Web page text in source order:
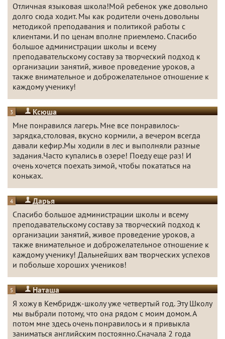
Отличная языковая школа!Мой ребенок уже довольно
долго сюда ходит. Мы как родители очень довольны
методикой преподавания и политикой работы с
клиентами. И по ценам вполне приемлемо. Спасибо
большое администрации школы и всему
преподавательскому составу за творческий подход к
организации занятий, живое проведение уроков, а
также внимательное и доброжелательное отношение к
каждому ученику!
3
Ксюша
Мне понравился лагерь. Мне все понравилось-
зарядка,столовая, вкусно кормили, а вечером всегда
давали кефир.Мы ходили в лес и выполняли разные
задания.Часто купались в озере! Поеду еще раз! И
очень хочется поехать зимой, чтобы покататься на
коньках.
4
Дарья
Спасибо большое администрации школы и всему
преподавательскому составу за творческий подход к
организации занятий, живое проведение уроков, а
также внимательное и доброжелательное отношение к
каждому ученику! Дальнейших вам творческих успехов
и побольше хороших учеников!
5
Наташа
Я хожу в Кембридж-школу уже четвертый год. Эту Школу
мы выбрали потому, что она рядом с моим домом. А
потом мне здесь очень понравилось и я привыкла
заниматься английским постоянно.Сначала 2 года